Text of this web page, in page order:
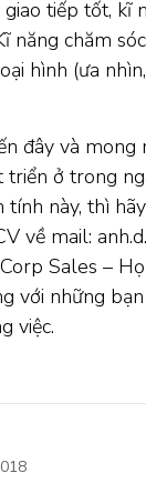
tiếp tốt, kĩ
năng chăm
hình (ưa
đây và mong
triển ở trong
tính này, thì
về mail:
Sales –
với những
việc.